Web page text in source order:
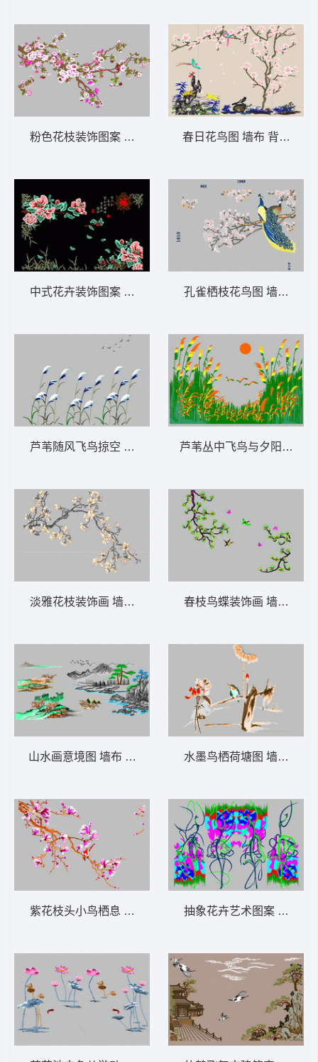
粉色花枝装饰图案 墙布 背景墙精品屏风
中式花卉装饰图案 墙布 背景墙精品屏风
芦苇随风飞鸟掠空 墙布 背景墙精品屏风
淡雅花枝装饰画 墙布 背景墙精品屏风
山水画意境图 墙布 背景墙精品屏风
紫花枝头小鸟栖息 墙布 背景墙精品屏风
春日花鸟图 墙布 背景墙精
孔雀栖枝花鸟图 墙布 背景
芦苇丛中飞鸟与夕阳 墙布
春枝鸟蝶装饰画 墙布 背景
水墨鸟栖荷塘图 墙布 背景
抽象花卉艺术图案 墙布 背